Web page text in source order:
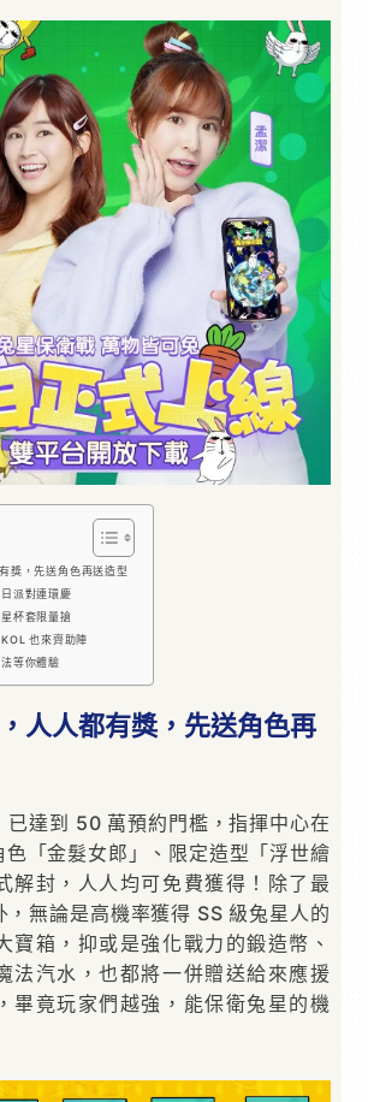
獎，先送角色再送造型
派對連環慶
杯套限量搶
也來齊助陣
等你體驗
人人都有獎，先送角色再
已達到 50 萬預約門檻，指揮中心在
色「金髮女郎」、限定造型「浮世繪
解封，人人均可免費獲得！除了最
，無論是高機率獲得 SS 級兔星人的
寶箱，抑或是強化戰力的鍛造幣、
法汽水，也都將一併贈送給來應援
畢竟玩家們越強，能保衛兔星的機